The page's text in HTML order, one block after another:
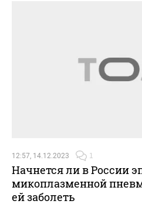
12:57, 14.12.2023 1
Начнется ли в России
микоплазменной
ей заболеть